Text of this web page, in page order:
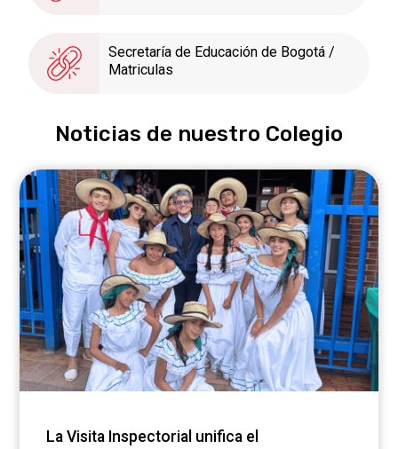
Secretaría de Educación de Bogotá /
Matriculas
Noticias de nuestro Colegio
La Visita Inspectorial unifica el